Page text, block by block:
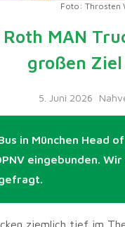
Foto: Throsten
MAN
großen Ziel
5. Juni 2026
in München Head
eingebunden.
ziemlich tief im